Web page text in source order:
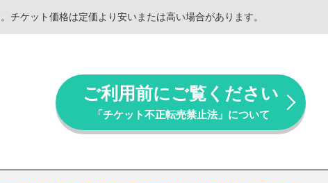
ケット価格は定価より安いまたは高い場合があります。
ご利用前にご覧ください
「チケット不正転売禁止法」について